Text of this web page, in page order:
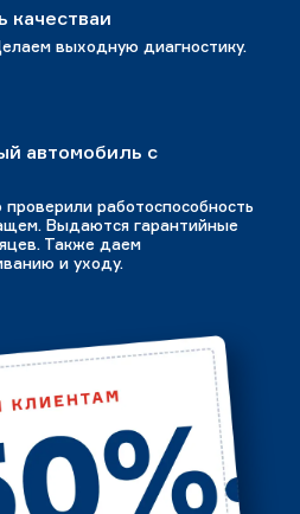
качестваи
выходную диагностику.
автомобиль с
работоспособность
Выдаются гарантийные
Также даем
и уходу.